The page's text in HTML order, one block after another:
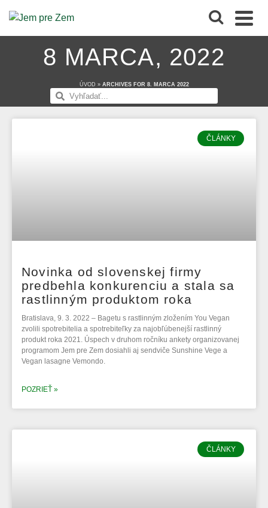
8 MARCA, 2022
ÚVOD » ARCHIVES FOR 8. MARCA 2022
ČLÁNKY
Novinka od slovenskej firmy
predbehla konkurenciu a stala sa
rastlinným produktom roka
Bratislava, 9. 3. 2022 – Bagetu s rastlinným zložením You Vegan
zvolili spotrebitelia a spotrebiteľky za najobľúbenejší rastlinný
produkt roka 2021. Úspech v druhom ročníku ankety organizovanej
programom Jem pre Zem dosiahli aj sendviče Sunshine Vege a
Vegan lasagne Vemondo.
POZRIEŤ »
ČLÁNKY